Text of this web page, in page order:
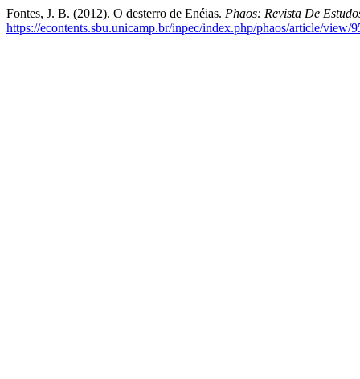
Fontes, J. B. (2012). O desterro de Enéias. Phaos: Revista De
https://econtents.sbu.unicamp.br/inpec/index.php/phaos/article/view/